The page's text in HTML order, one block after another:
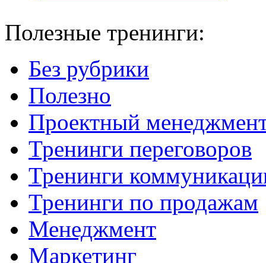
Полезные тренинги:
Без рубрики
Полезно
Проектный
Тренинги переговоров
Тренинги
Тренинги по продажам
Менеджмент
Маркетинг